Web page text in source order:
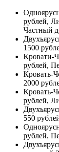
рублей,
Частный
1500
Кровати-
рублей,
Кровать-
2000
Кровать-
рублей,
550
рублей,